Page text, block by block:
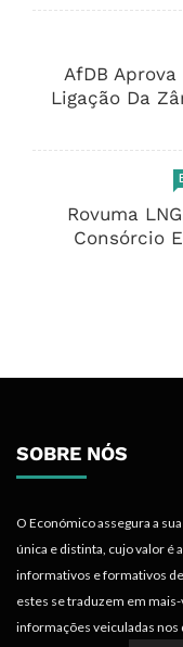
AfDB
Ligação Da
Rovuma
Consórcio
SOBRE NÓS
O Económico assegura a
única e distinta, cujo valor é
informativos e formativos
estes se traduzem em
informações veiculadas